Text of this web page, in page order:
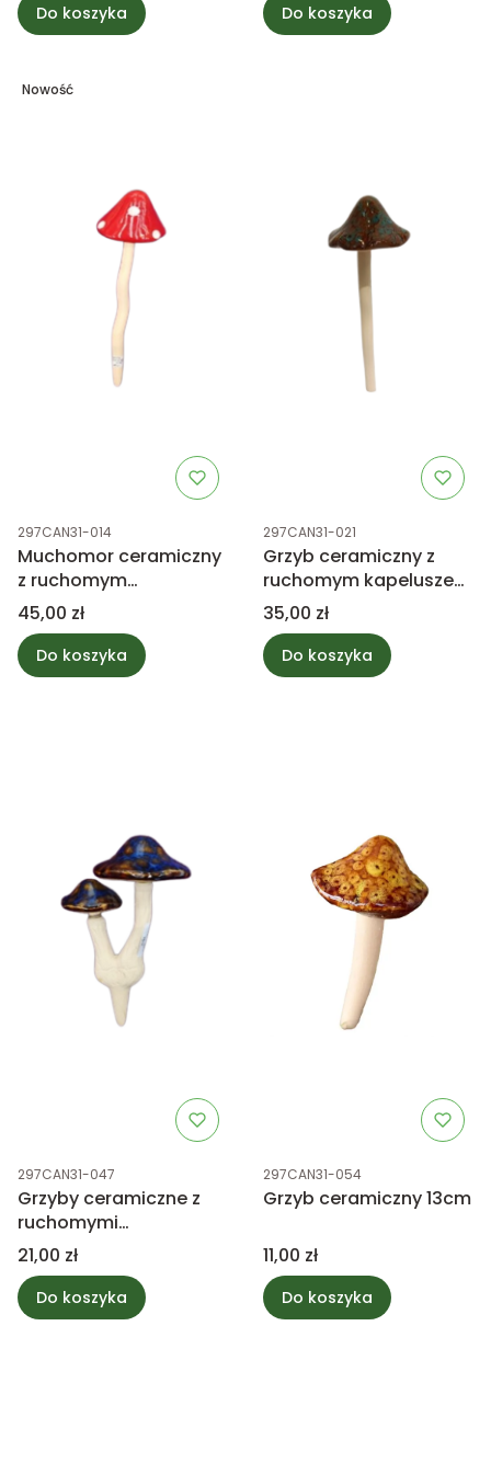
Do koszyka Do koszyka
Nowość
Kod produktu
297CAN31-014
Muchomor ceramiczny
z ruchomym
kapeluszem 36cm
Cena
45,00 zł
Do koszyka
Kod produktu
297CAN31-021
Grzyb ceramiczny z
ruchomym kapeluszem
27cm
Cena
35,00 zł
Do koszyka
Kod produktu
297CAN31-047
Grzyby ceramiczne z
ruchomymi
kapeluszami 16cm
Cena
21,00 zł
Do koszyka
Kod produktu
297CAN31-054
Grzyb ceramiczny 13cm
Cena
11,00 zł
Do koszyka